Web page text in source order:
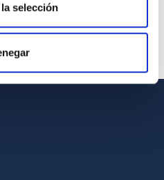
selección